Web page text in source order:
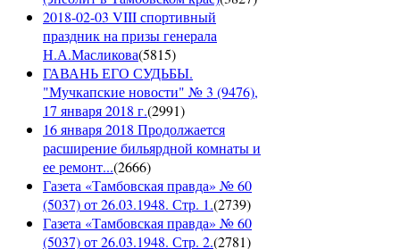
2018-02-03 VIII спортивный
праздник на призы генерала
Н.А.Масликова(5815)
ГАВАНЬ ЕГО СУДЬБЫ.
"Мучкапские новости" № 3 (9476),
17 января 2018 г.(2991)
16 января 2018 Продолжается
расширение бильярдной комнаты и
ее ремонт...(2666)
Газета «Тамбовская правда» № 60
(5037) от 26.03.1948. Стр. 1.(2739)
Газета «Тамбовская правда» № 60
(5037) от 26.03.1948. Стр. 2.(2781)